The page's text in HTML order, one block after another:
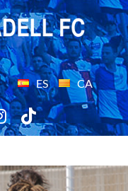
ES CA